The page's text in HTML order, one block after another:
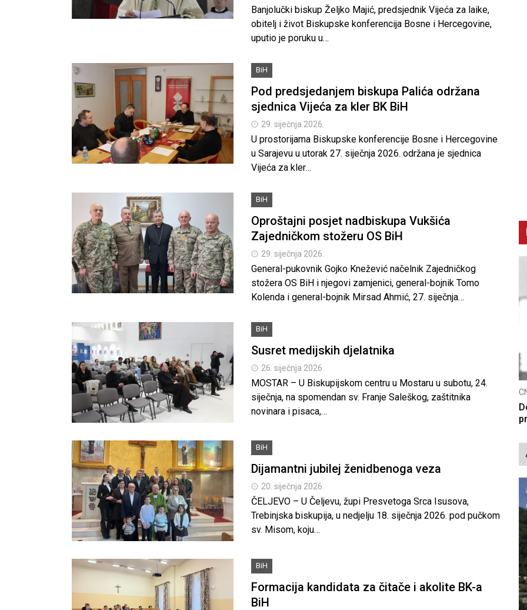
Banjolučki biskup Željko Majić, predsjednik Vijeća za laike,
obitelj i život Biskupske konferencija Bosne i Hercegovine,
uputio je poruku u…
BiH
Pod predsjedanjem biskupa Palića održana
sjednica Vijeća za kler BK BiH
29. siječnja 2026.
U prostorijama Biskupske konferencije Bosne i Hercegovine
u Sarajevu u utorak 27. siječnja 2026. održana je sjednica
Vijeća za kler…
BiH
Oproštajni posjet nadbiskupa Vukšića
Zajedničkom stožeru OS BiH
29. siječnja 2026.
General-pukovnik Gojko Knežević načelnik Zajedničkog
stožera OS BiH i njegovi zamjenici, general-bojnik Tomo
Kolenda i general-bojnik Mirsad Ahmić, 27. siječnja…
BiH
Susret medijskih djelatnika
26. siječnja 2026.
MOSTAR – U Biskupijskom centru u Mostaru u subotu, 24.
siječnja, na spomendan sv. Franje Saleškog, zaštitnika
novinara i pisaca,…
BiH
Dijamantni jubilej ženidbenoga veza
20. siječnja 2026.
ČELJEVO – U Čeljevu, župi Presvetoga Srca Isusova,
Trebinjska biskupija, u nedjelju 18. siječnja 2026. pod pučkom
sv. Misom, koju…
BiH
Formacija kandidata za čitače i akolite BK-a
BiH